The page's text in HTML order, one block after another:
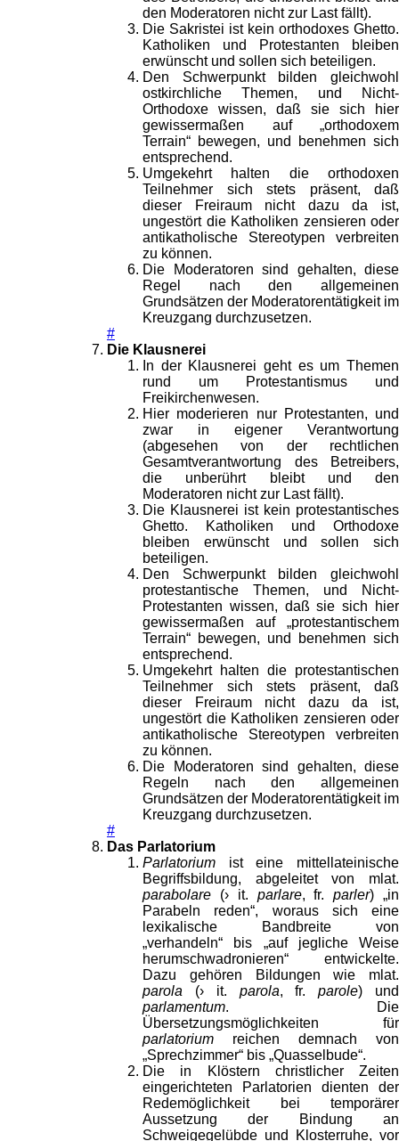
den Moderatoren nicht zur Last fällt).
Die Sakristei ist kein orthodoxes Ghetto.
Katholiken und Protestanten bleiben
erwünscht und sollen sich beteiligen.
Den Schwerpunkt bilden gleichwohl
ostkirchliche Themen, und Nicht-
Orthodoxe wissen, daß sie sich hier
gewissermaßen auf „orthodoxem
Terrain“ bewegen, und benehmen sich
entsprechend.
Umgekehrt halten die orthodoxen
Teilnehmer sich stets präsent, daß
dieser Freiraum nicht dazu da ist,
ungestört die Katholiken zensieren oder
antikatholische Stereotypen verbreiten
zu können.
Die Moderatoren sind gehalten, diese
Regel nach den allgemeinen
Grundsätzen der Moderatorentätigkeit im
Kreuzgang durchzusetzen.
#
Die Klausnerei
In der Klausnerei geht es um Themen
rund um Protestantismus und
Freikirchenwesen.
Hier moderieren nur Protestanten, und
zwar in eigener Verantwortung
(abgesehen von der rechtlichen
Gesamtverantwortung des Betreibers,
die unberührt bleibt und den
Moderatoren nicht zur Last fällt).
Die Klausnerei ist kein protestantisches
Ghetto. Katholiken und Orthodoxe
bleiben erwünscht und sollen sich
beteiligen.
Den Schwerpunkt bilden gleichwohl
protestantische Themen, und Nicht-
Protestanten wissen, daß sie sich hier
gewissermaßen auf „protestantischem
Terrain“ bewegen, und benehmen sich
entsprechend.
Umgekehrt halten die protestantischen
Teilnehmer sich stets präsent, daß
dieser Freiraum nicht dazu da ist,
ungestört die Katholiken zensieren oder
antikatholische Stereotypen verbreiten
zu können.
Die Moderatoren sind gehalten, diese
Regeln nach den allgemeinen
Grundsätzen der Moderatorentätigkeit im
Kreuzgang durchzusetzen.
#
Das Parlatorium
Parlatorium ist eine mittellateinische
Begriffsbildung, abgeleitet von mlat.
parabolare (› it. parlare, fr.parler) „in
Parabeln reden“, woraus sich eine
lexikalische Bandbreite von
„verhandeln“ bis „auf jegliche Weise
herumschwadronieren“ entwickelte.
Dazu gehören Bildungen wie mlat.
parola (› it. parola, fr.parole) und
parlamentum. Die
Übersetzungsmöglichkeiten für
parlatorium reichen demnach von
„Sprechzimmer“ bis „Quasselbude“.
Die in Klöstern christlicher Zeiten
eingerichteten Parlatorien dienten der
Redemöglichkeit bei temporärer
Aussetzung der Bindung an
Schweigegelübde und Klosterruhe, vor